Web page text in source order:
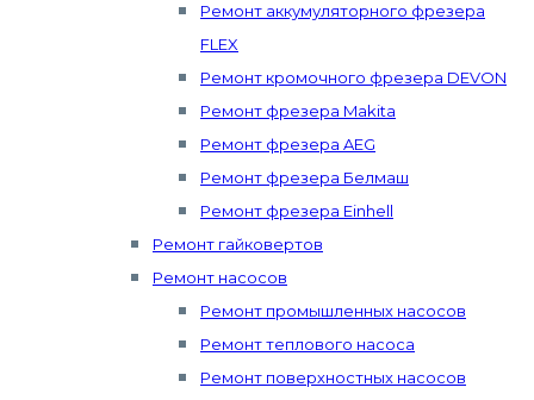
Ремонт аккумуляторного фрезера
FLEX
Ремонт кромочного фрезера DEVON
Ремонт фрезера Makita
Ремонт фрезера AEG
Ремонт фрезера Белмаш
Ремонт фрезера Einhell
Ремонт гайковертов
Ремонт насосов
Ремонт промышленных насосов
Ремонт теплового насоса
Ремонт поверхностных насосов